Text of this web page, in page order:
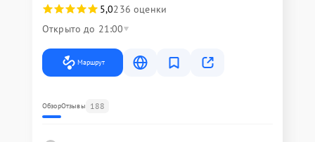
5,0236 оценки
Открыто до 21:00
Маршрут
ОбзорОтзывы 188